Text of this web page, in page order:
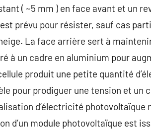
( ~5 mm ) en face avant et un
prévu pour résister, sauf cas
La face arrière sert à
à un cadre en aluminium pour
produit une petite quantité
pour prodiguer une tension et un
d’électricité photovoltaïque
d’un module photovoltaïque est